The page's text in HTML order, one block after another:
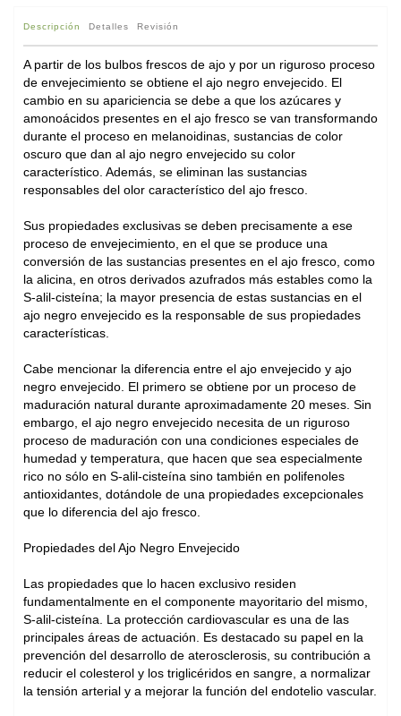
Descripción Detalles Revisión
A partir de los bulbos frescos de ajo y por un riguroso proceso
de envejecimiento se obtiene el ajo negro envejecido. El
cambio en su apariciencia se debe a que los azúcares y
amonoácidos presentes en el ajo fresco se van transformando
durante el proceso en melanoidinas, sustancias de color
oscuro que dan al ajo negro envejecido su color
característico. Además, se eliminan las sustancias
responsables del olor característico del ajo fresco.
Sus propiedades exclusivas se deben precisamente a ese
proceso de envejecimiento, en el que se produce una
conversión de las sustancias presentes en el ajo fresco, como
la alicina, en otros derivados azufrados más estables como la
S-alil-cisteína; la mayor presencia de estas sustancias en el
ajo negro envejecido es la responsable de sus propiedades
características.
Cabe mencionar la diferencia entre el ajo envejecido y ajo
negro envejecido. El primero se obtiene por un proceso de
maduración natural durante aproximadamente 20 meses. Sin
embargo, el ajo negro envejecido necesita de un riguroso
proceso de maduración con una condiciones especiales de
humedad y temperatura, que hacen que sea especialmente
rico no sólo en S-alil-cisteína sino también en polifenoles
antioxidantes, dotándole de una propiedades excepcionales
que lo diferencia del ajo fresco.
Propiedades del Ajo Negro Envejecido
Las propiedades que lo hacen exclusivo residen
fundamentalmente en el componente mayoritario del mismo,
S-alil-cisteína. La protección cardiovascular es una de las
principales áreas de actuación. Es destacado su papel en la
prevención del desarrollo de aterosclerosis, su contribución a
reducir el colesterol y los triglicéridos en sangre, a normalizar
la tensión arterial y a mejorar la función del endotelio vascular.